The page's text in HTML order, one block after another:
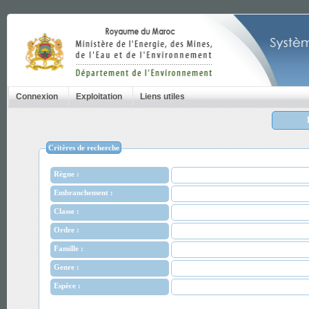
Connexion Exploitation Liens utiles
Critères de recherche
Règne :
Embranchement :
Classe :
Ordre :
Famille :
Genre :
Espèce :